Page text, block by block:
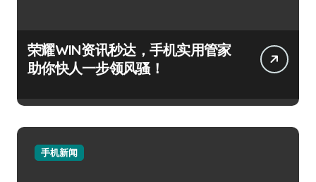
荣耀WIN资讯秒达，手机实用管家
助你快人一步领风骚！
手机新闻